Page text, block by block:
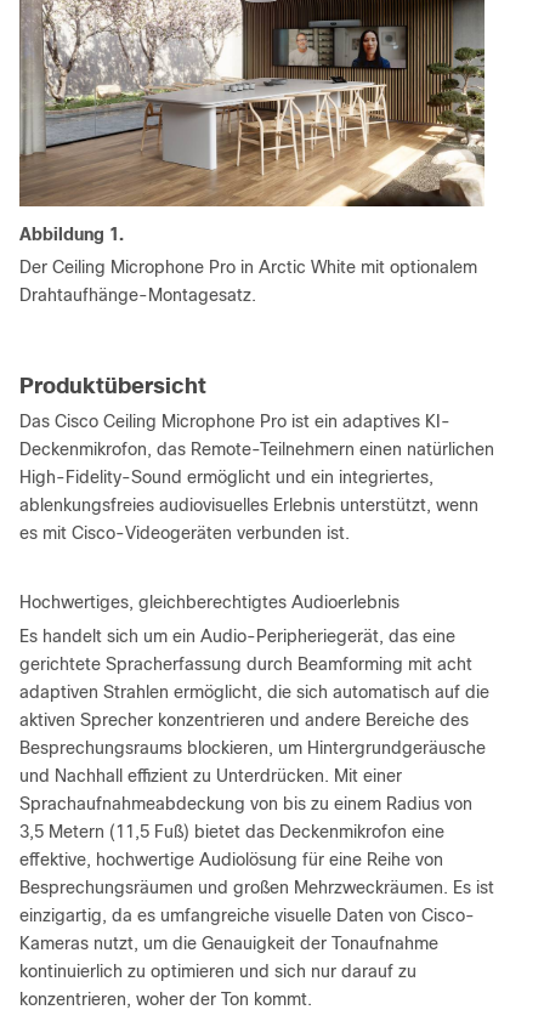
Abbildung 1.
Der Ceiling Microphone Pro in Arctic White mit optionalem
Drahtaufhänge-Montagesatz.
Produktübersicht
Das Cisco Ceiling Microphone Pro ist ein adaptives KI-
Deckenmikrofon, das Remote-Teilnehmern einen natürlichen
High-Fidelity-Sound ermöglicht und ein integriertes,
ablenkungsfreies audiovisuelles Erlebnis unterstützt, wenn
es mit Cisco-Videogeräten verbunden ist.
Hochwertiges, gleichberechtigtes Audioerlebnis
Es handelt sich um ein Audio-Peripheriegerät, das eine
gerichtete Spracherfassung durch Beamforming mit acht
adaptiven Strahlen ermöglicht, die sich automatisch auf die
aktiven Sprecher konzentrieren und andere Bereiche des
Besprechungsraums blockieren, um Hintergrundgeräusche
und Nachhall effizient zu Unterdrücken. Mit einer
Sprachaufnahmeabdeckung von bis zu einem Radius von
3,5 Metern (11,5 Fuß) bietet das Deckenmikrofon eine
effektive, hochwertige Audiolösung für eine Reihe von
Besprechungsräumen und großen Mehrzweckräumen. Es ist
einzigartig, da es umfangreiche visuelle Daten von Cisco-
Kameras nutzt, um die Genauigkeit der Tonaufnahme
kontinuierlich zu optimieren und sich nur darauf zu
konzentrieren, woher der Ton kommt.